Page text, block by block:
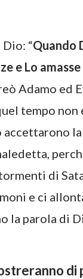
“Quando
e Lo
Adamo ed
tempo
accettarono
di
e ci
la parola di
di